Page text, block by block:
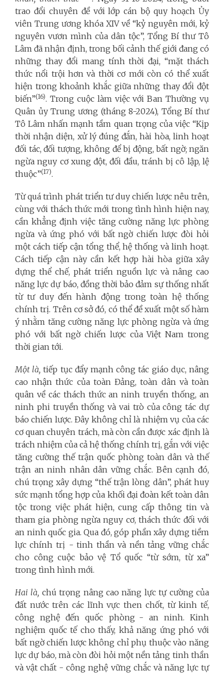
trao đổi chuyên đề với lớp cán bộ quy hoạch Ủy
viên Trung ương khóa XIV về “kỷ nguyên mới, kỷ
nguyên vươn mình của dân tộc”, Tổng Bí thư Tô
Lâm đã nhận định, trong bối cảnh thế giới đang có
những thay đổi mang tính thời đại, “mặt thách
thức nổi trội hơn và thời cơ mới còn có thể xuất
hiện trong khoảnh khắc giữa những thay đổi đột
biến”(16). Trong cuộc làm việc với Ban Thường vụ
Quân ủy Trung ương (tháng 8-2024), Tổng Bí thư
Tô Lâm nhấn mạnh tầm quan trọng của việc “Kịp
thời nhận diện, xử lý đúng đắn, hài hòa, linh hoạt
đối tác, đối tượng, không để bị động, bất ngờ; ngăn
ngừa nguy cơ xung đột, đối đầu, tránh bị cô lập, lệ
thuộc”(17).
Từ quá trình phát triển tư duy chiến lược nêu trên,
cùng với thách thức mới trong tình hình hiện nay,
cần khẳng định việc tăng cường năng lực phòng
ngừa và ứng phó với bất ngờ chiến lược đòi hỏi
một cách tiếp cận tổng thể, hệ thống và linh hoạt.
Cách tiếp cận này cần kết hợp hài hòa giữa xây
dựng thể chế, phát triển nguồn lực và nâng cao
năng lực dự báo, đồng thời bảo đảm sự thống nhất
từ tư duy đến hành động trong toàn hệ thống
chính trị. Trên cơ sở đó, có thể đề xuất một số hàm
ý nhằm tăng cường năng lực phòng ngừa và ứng
phó với bất ngờ chiến lược của Việt Nam trong
thời gian tới.
Một là, tiếp tục đẩy mạnh công tác giáo dục, nâng
cao nhận thức của toàn Đảng, toàn dân và toàn
quân về các thách thức an ninh truyền thống, an
ninh phi truyền thống và vai trò của công tác dự
báo chiến lược. Đây không chỉ là nhiệm vụ của các
cơ quan chuyên trách, mà còn cần được xác định là
trách nhiệm của cả hệ thống chính trị, gắn với việc
tăng cường thế trận quốc phòng toàn dân và thế
trận an ninh nhân dân vững chắc. Bên cạnh đó,
chú trọng xây dựng “thế trận lòng dân”, phát huy
sức mạnh tổng hợp của khối đại đoàn kết toàn dân
tộc trong việc phát hiện, cung cấp thông tin và
tham gia phòng ngừa nguy cơ, thách thức đối với
an ninh quốc gia. Qua đó, góp phần xây dựng tiềm
lực chính trị - tinh thần và nền tảng vững chắc
cho công cuộc bảo vệ Tổ quốc “từ sớm, từ xa”
trong tình hình mới.
Hai là, chú trọng nâng cao năng lực tự cường của
đất nước trên các lĩnh vực then chốt, từ kinh tế,
công nghệ đến quốc phòng - an ninh. Kinh
nghiệm quốc tế cho thấy, khả năng ứng phó với
bất ngờ chiến lược không chỉ phụ thuộc vào năng
lực dự báo, mà còn đòi hỏi một nền tảng tinh thần
và vật chất - công nghệ vững chắc và năng lực tự